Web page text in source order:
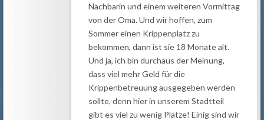
Nachbarin und einem weiteren Vormittag
von der Oma. Und wir hoffen, zum
Sommer einen Krippenplatz zu
bekommen, dann ist sie 18 Monate alt.
Und ja, ich bin durchaus der Meinung,
dass viel mehr Geld für die
Krippenbetreuung ausgegeben werden
sollte, denn hier in unserem Stadtteil
gibt es viel zu wenig Plätze! Einig sind wir